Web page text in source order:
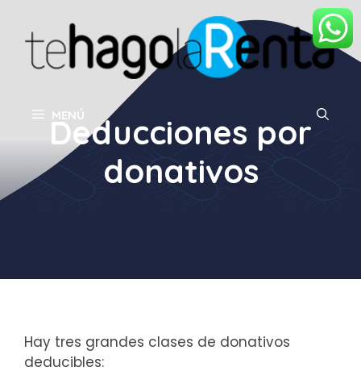
contenido
MENÚ
Deducciones por
donativos
Hay tres grandes clases de donativos
deducibles: